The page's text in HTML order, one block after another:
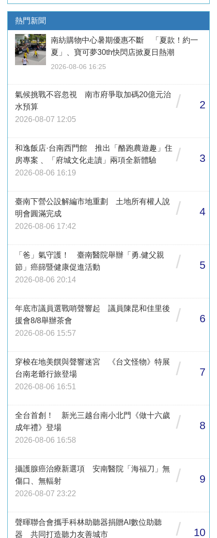
熱門新聞
南紡購物中心暑期優惠不斷 「夏款！約一
夏」、寶可夢30th快閃店掀夏日熱潮
2026-08-06 16:25
氣候挑戰不容忽視 南市府爭取加碼20億元治
水預算
2026-08-07 12:05
/ 2
和逸飯店·台南西門館 推出「酪跑農遊趣」住
房專案 、「府城文化走讀」兩項全新體驗
2026-08-06 16:19
/ 3
臺南下營公設解編市地重劃 土地所有權人說
明會圓滿完成
2026-08-06 17:42
/ 4
「爸」氣守護！ 臺南醫院舉辦「勇.健父親
節」癌篩暨健康促進活動
2026-08-06 20:14
/ 5
年底市議員選戰哨聲響起 議員陳昆和佳里後
援會8/8舉辦茶會
2026-08-06 15:57
/ 6
穿梭在地美饌與聲響迷宮 《台文怪物》特展
台南老爺行旅登場
2026-08-06 16:51
/ 7
全台首創！ 新光三越台南小北門《做十六歲
成年禮》登場
2026-08-06 16:58
/ 8
攝護腺癌治療新選項 安南醫院「海福刀」無
傷口、無輻射
2026-08-07 23:22
/ 9
聲暉聯合會攜手科林助聽器捐贈AI數位助聽
器 共同打造聽力友善城市
/ 10